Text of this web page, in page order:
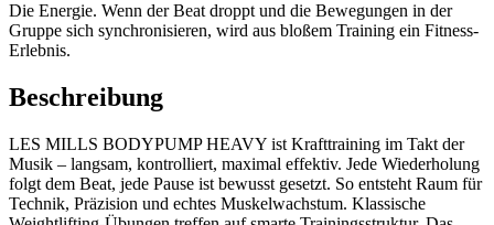
Die Energie. Wenn der Beat droppt und die Bewegungen in der
Gruppe sich synchronisieren, wird aus bloßem Training ein Fitness-
Erlebnis.
Beschreibung
LES MILLS BODYPUMP HEAVY ist Krafttraining im Takt der
Musik – langsam, kontrolliert, maximal effektiv. Jede Wiederholung
folgt dem Beat, jede Pause ist bewusst gesetzt. So entsteht Raum für
Technik, Präzision und echtes Muskelwachstum. Klassische